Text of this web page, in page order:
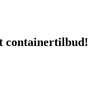
containertilbud!